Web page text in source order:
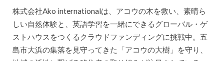
株式会社Ako internationalは、アコウの木を救い、素晴ら
しい自然体験と、英語学習を一緒にできるグローバル・ゲ
ストハウスをつくるクラウドファンディングに挑戦中。五
島市大浜の集落を見守ってきた「アコウの大樹」を守り、